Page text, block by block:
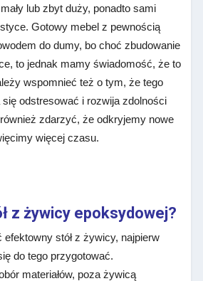
lub zbyt duży, ponadto sami
Gotowy mebel z pewnością
do dumy, bo choć zbudowanie
to jednak mamy świadomość, że to
wspomnieć też o tym, że tego
odstresować i rozwija zdolności
zdarzyć, że odkryjemy nowe
więcej czasu.
z żywicy epoksydowej?
stół z żywicy, najpierw
do tego przygotować.
materiałów, poza żywicą